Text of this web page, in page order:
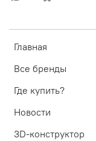
Главная
Все бренды
Где купить?
Новости
3D-конструктор